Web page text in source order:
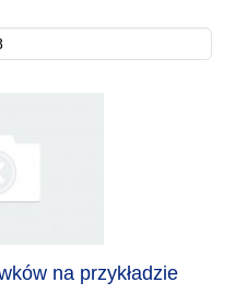
na przykładzie